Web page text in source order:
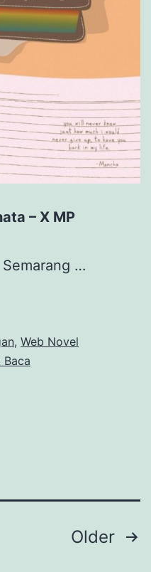
– X MP
Semarang …
, Web Novel
Baca
Older